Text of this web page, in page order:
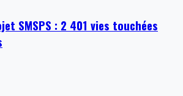
SMSPS : 2 401 vies touchées